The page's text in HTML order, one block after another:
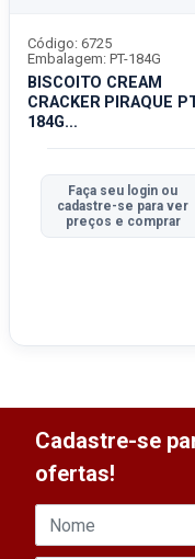
BISCOITO CREAM
CRACKER PIRAQUE
184G
Código: 6725
Embalagem: PT-184G
Faça seu login ou
cadastre-se para ver
preços e comprar
Cadastre-se
ofertas!